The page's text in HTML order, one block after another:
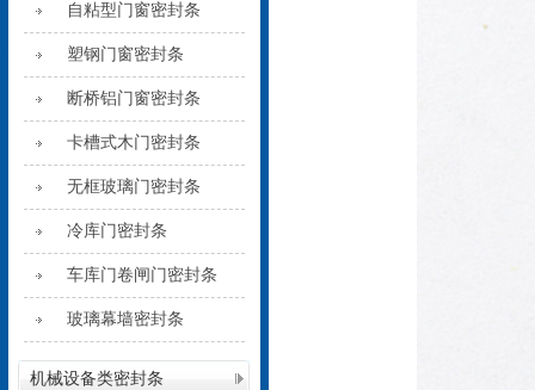
自粘型门窗密封条
塑钢门窗密封条
断桥铝门窗密封条
卡槽式木门密封条
无框玻璃门密封条
冷库门密封条
车库门卷闸门密封条
玻璃幕墙密封条
机械设备类密封条